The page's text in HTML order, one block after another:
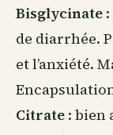
Bisglycinate
de diarrhée.
et l’anxiété.
Citrate : bien